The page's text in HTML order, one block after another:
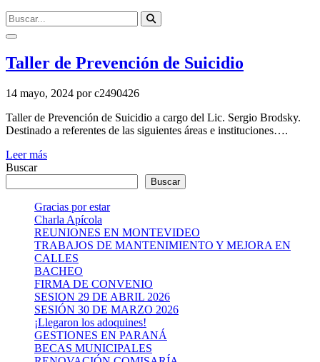
Taller de Prevención de Suicidio
14 mayo, 2024 por c2490426
Taller de Prevención de Suicidio a cargo del Lic. Sergio Brodsky.
Destinado a referentes de las siguientes áreas e instituciones….
Leer más
Buscar
Buscar
Gracias por estar
Charla Apícola
REUNIONES EN MONTEVIDEO
TRABAJOS DE MANTENIMIENTO Y MEJORA EN
CALLES
BACHEO
FIRMA DE CONVENIO
SESION 29 DE ABRIL 2026
SESIÓN 30 DE MARZO 2026
¡Llegaron los adoquines!
GESTIONES EN PARANÁ
BECAS MUNICIPALES